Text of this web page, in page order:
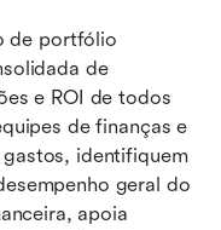
de portfólio
de
e ROI de todos
de finanças e
identifiquem
geral do
apoia